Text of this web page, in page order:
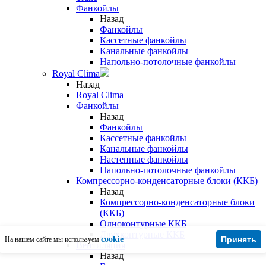
Фанкойлы
Назад
Фанкойлы
Кассетные фанкойлы
Канальные фанкойлы
Напольно-потолочные фанкойлы
Royal Clima
Назад
Royal Clima
Фанкойлы
Назад
Фанкойлы
Кассетные фанкойлы
Канальные фанкойлы
Настенные фанкойлы
Напольно-потолочные фанкойлы
Компрессорно-конденсаторные блоки (ККБ)
Назад
Компрессорно-конденсаторные блоки
(ККБ)
Одноконтурные ККБ
Двухконтурные ККБ
Вентиляция
Назад
На нашем сайте мы используем cookie Принять